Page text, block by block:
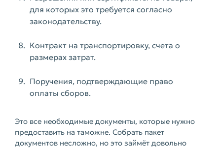
для которых это требуется согласно
законодательству.
Контракт на транспортировку, счета о
размерах затрат.
Поручения, подтверждающие право
оплаты сборов.
Это все необходимые документы, которые нужно
предоставить на таможне. Собрать пакет
документов несложно, но это займёт довольно